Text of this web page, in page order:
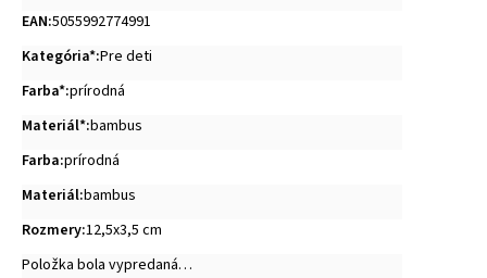
EAN:5055992774991
Kategória*:Pre deti
Farba*:prírodná
Materiál*:bambus
Farba:prírodná
Materiál:bambus
Rozmery:12,5x3,5 cm
Položka bola vypredaná…